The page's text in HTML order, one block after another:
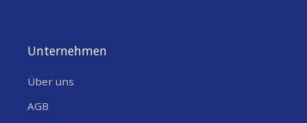
Unternehmen
Über uns
AGB